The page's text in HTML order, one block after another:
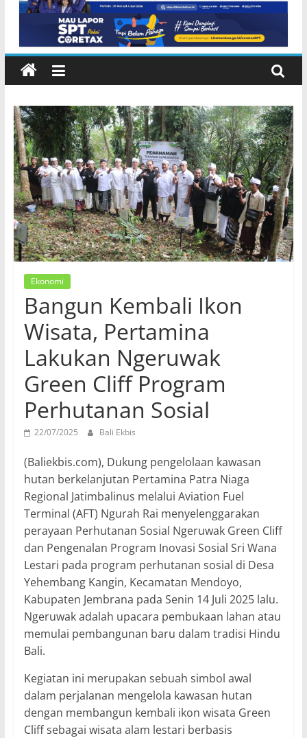
Ekonomi
Bangun Kembali Ikon
Wisata, Pertamina
Lakukan Ngeruwak
Green Cliff Program
Perhutanan Sosial
22/07/2025 Bali Ekbis
(Baliekbis.com), Dukung pengelolaan kawasan
hutan berkelanjutan Pertamina Patra Niaga
Regional Jatimbalinus melalui Aviation Fuel
Terminal (AFT) Ngurah Rai menyelenggarakan
perayaan Perhutanan Sosial Ngeruwak Green Cliff
dan Pengenalan Program Inovasi Sosial Sri Wana
Lestari pada program perhutanan sosial di Desa
Yehembang Kangin, Kecamatan Mendoyo,
Kabupaten Jembrana pada Senin 14 Juli 2025 lalu.
Ngeruwak adalah upacara pembukaan lahan atau
memulai pembangunan baru dalam tradisi Hindu
Bali.
Kegiatan ini merupakan sebuah simbol awal
dalam perjalanan mengelola kawasan hutan
dengan membangun kembali ikon wisata Green
Cliff sebagai wisata alam lestari berbasis